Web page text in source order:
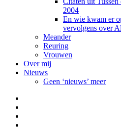
2004
En wie kwam er
vervolgens over
Meander
Reuring
Vrouwen
Over mij
Nieuws
Geen ‘nieuws’ meer